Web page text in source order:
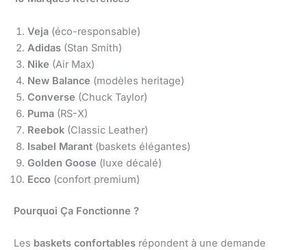
Veja (éco-responsable)
Adidas (Stan Smith)
Nike (Air Max)
New Balance (modèles heritage)
Converse (Chuck Taylor)
Puma (RS-X)
Reebok (Classic Leather)
Isabel Marant (baskets élégantes)
Golden Goose (luxe décalé)
Ecco (confort premium)
Pourquoi Ça Fonctionne ?
Les baskets confortables répondent à une demande